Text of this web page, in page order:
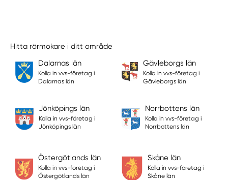
Hitta rörmokare i ditt område
Dalarnas län
Kolla in vvs-företag i
Dalarnas län
Gävleborgs län
Kolla in vvs-företag i
Gävleborgs län
Jönköpings län
Kolla in vvs-företag i
Jönköpings län
Norrbottens län
Kolla in vvs-företag i
Norrbottens län
Östergötlands län
Kolla in vvs-företag i
Östergötlands län
Skåne län
Kolla in vvs-företag i
Skåne län